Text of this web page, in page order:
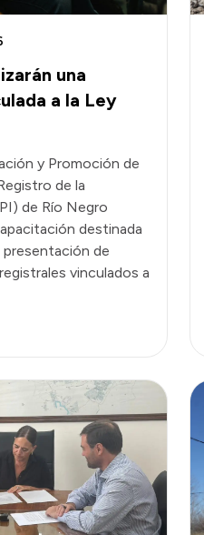
una
a la Ley
y Promoción de
de la
de Río Negro
destinada
presentación de
vinculados a